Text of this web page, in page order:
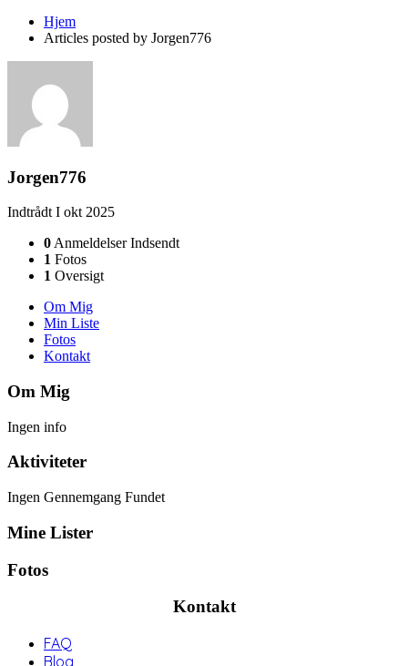
Hjem
Articles posted by Jorgen776
Jorgen776
Indtrådt I okt 2025
0 Anmeldelser Indsendt
1 Fotos
1 Oversigt
Om Mig
Min Liste
Fotos
Kontakt
Om Mig
Ingen info
Aktiviteter
Ingen Gennemgang Fundet
Mine Lister
Fotos
Kontakt
FAQ
Blog